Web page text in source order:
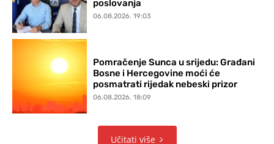
poslovanja
06.08.2026. 19:03
Pomračenje Sunca u srijedu: Građani
Bosne i Hercegovine moći će
posmatrati rijedak nebeski prizor
06.08.2026. 18:09
Učitati više